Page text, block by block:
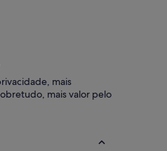
mais
mais valor pelo